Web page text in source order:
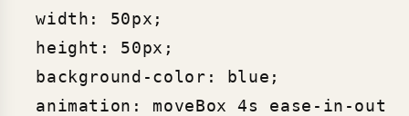
  width: 50px;
  height: 50px;
  background-color: blue;
animation: moveBox 4s ease-in-out